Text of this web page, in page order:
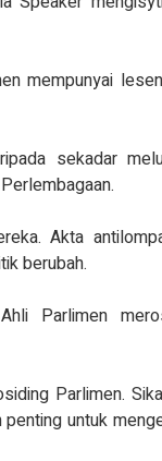
mempunyai
sekadar
Akta
berubah.
Parlimen
Parlimen.
untuk